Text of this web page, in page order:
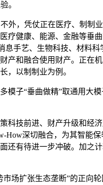
。
，凭仗正在医疗、制制
健康、能源、金融等垂
手艺、生物科技、材料
和融合使用财产。正在
，以制制业为例。
“垂曲做精”取通用大模
技前进、财产升级和经
深切融合，为其智能
有待进一步冲破。加之
扩张生态垄断”的正向